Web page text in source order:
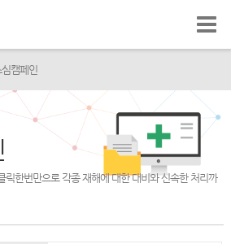
캠페인
릭한번만으로 각종 재해에 대한 대비와 신속한 처리까